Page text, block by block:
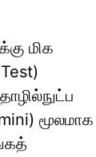
மிக
மூலமாக